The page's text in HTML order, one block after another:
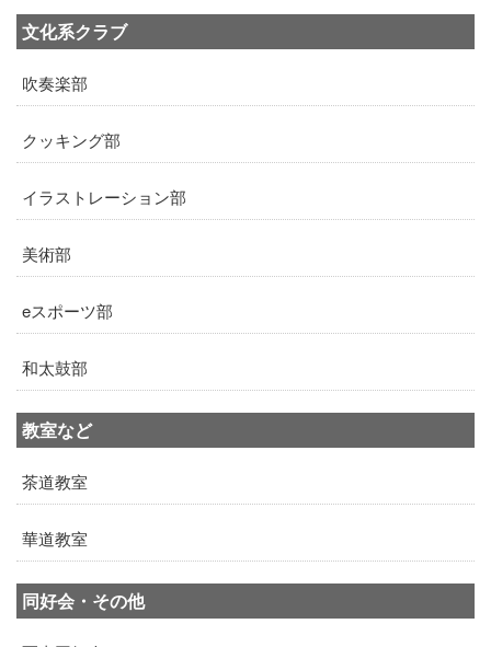
文化系クラブ
吹奏楽部
クッキング部
イラストレーション部
美術部
eスポーツ部
和太鼓部
教室など
茶道教室
華道教室
同好会・その他